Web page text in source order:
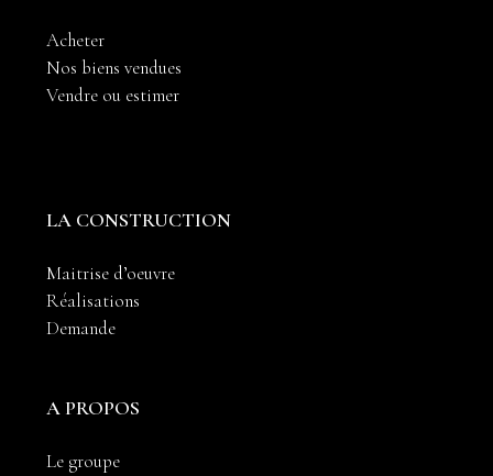
Acheter
Nos biens vendues
Vendre ou estimer
LA CONSTRUCTION
Maitrise d’oeuvre
Réalisations
Demande
A PROPOS
Le groupe